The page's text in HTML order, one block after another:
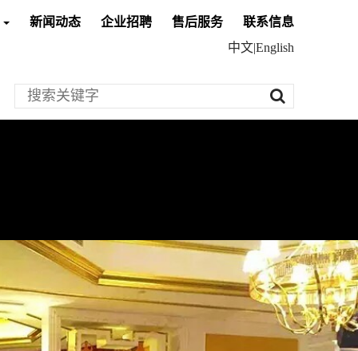
新闻动态 企业招聘 售后服务
联系信息
中文|English